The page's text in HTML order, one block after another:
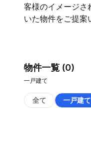
客様のイメージさ
いた物件をご提案
物件一覧 (0)
一戸建て
全て 一戸建て